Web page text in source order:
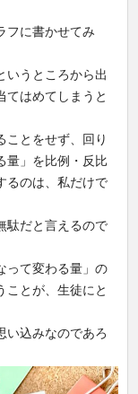
フに書かせてみ
いうところから出
てはめてしまうと
ことをせず、回り
量」を比例・反比
るのは、私だけで
駄だと言えるので
って変わる量」の
ことが、生徒にと
い込みなのであろ